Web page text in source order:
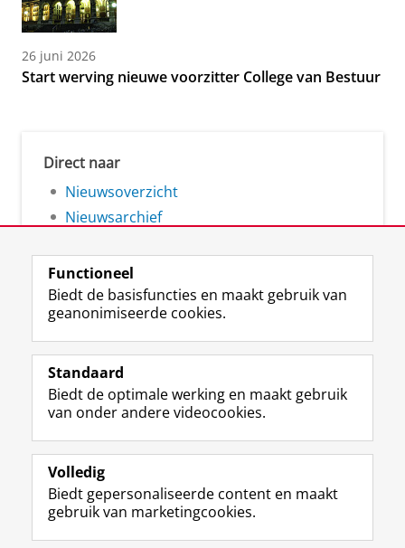
26 juni 2026
Start werving nieuwe voorzitter College van Bestuur
Direct naar
Nieuwsoverzicht
Nieuwsarchief
Volg de RUG
F
a
e
b
o
p
a
i
L
i
k
e
I
-
p
g
R
S
-
f
e
R
k
I
n
t
r
m
c
Y
o
T
e
k
a
Studiekiezers
Alumni
Over ons
Functioneel
Biedt de basisfuncties en maakt gebruik van
geanonimiseerde cookies.
Standaard
Biedt de optimale werking en maakt gebruik
van onder andere videocookies.
Volledig
Biedt gepersonaliseerde content en maakt
gebruik van marketingcookies.